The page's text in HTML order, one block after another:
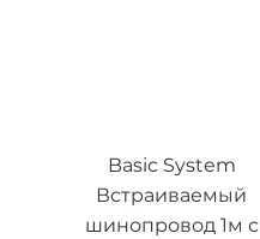
Basic System
Встраиваемый
шинопровод 1м с